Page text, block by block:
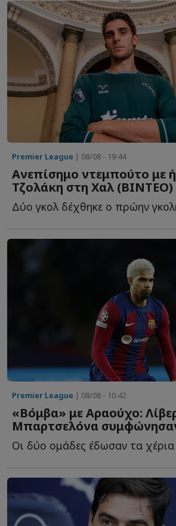
Premier League | 08/08 - 19:44
Ανεπίσημο ντεμπούτο με
Τζολάκη στη Χαλ (ΒΙΝΤΕΟ)
Premier League | 08/08 - 10:42
«Βόμβα» με Αραούχο:
Μπαρτσελόνα